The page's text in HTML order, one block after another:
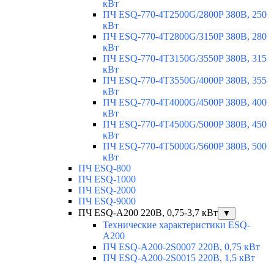
кВт
ПЧ ESQ-770-4T2500G/2800P 380В, 250
кВт
ПЧ ESQ-770-4T2800G/3150P 380В, 280
кВт
ПЧ ESQ-770-4T3150G/3550P 380В, 315
кВт
ПЧ ESQ-770-4T3550G/4000P 380В, 355
кВт
ПЧ ESQ-770-4T4000G/4500P 380В, 400
кВт
ПЧ ESQ-770-4T4500G/5000P 380В, 450
кВт
ПЧ ESQ-770-4T5000G/5600P 380В, 500
кВт
ПЧ ESQ-800
ПЧ ESQ-1000
ПЧ ESQ-2000
ПЧ ESQ-9000
ПЧ ESQ-A200 220В, 0,75-3,7 кВт
▼
Технические характеристики ESQ-
A200
ПЧ ESQ-A200-2S0007 220В, 0,75 кВт
ПЧ ESQ-A200-2S0015 220В, 1,5 кВт